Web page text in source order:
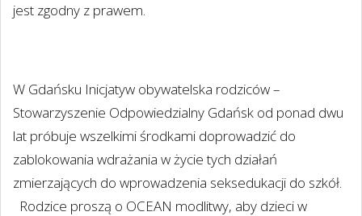
jest zgodny z prawem.
W Gdańsku Inicjatyw obywatelska rodziców –
Stowarzyszenie Odpowiedzialny Gdańsk od ponad dwu
lat próbuje wszelkimi środkami doprowadzić do
zablokowania wdrażania w życie tych działań
zmierzających do wprowadzenia seksedukacji do szkół.
Rodzice proszą o OCEAN modlitwy, aby dzieci w